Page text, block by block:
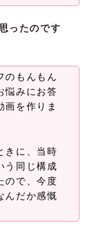
ったのです
のもんもん
悩みにお答
画を作りま
きに、当時
う同じ構成
ので、今度
んだか感慨